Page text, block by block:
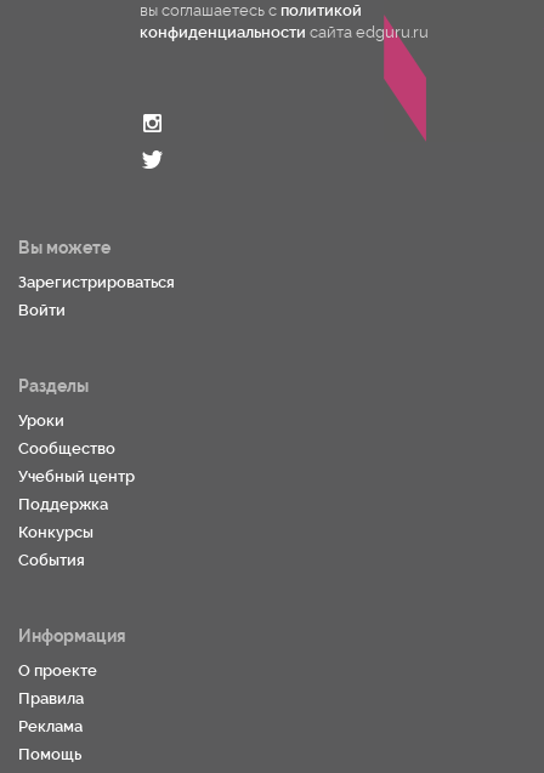
вы соглашаетесь с политикой
конфиденциальности сайта edguru.ru
Вы можете
Зарегистрироваться
Войти
Разделы
Уроки
Сообщество
Учебный центр
Поддержка
Конкурсы
События
Информация
О проекте
Правила
Реклама
Помощь